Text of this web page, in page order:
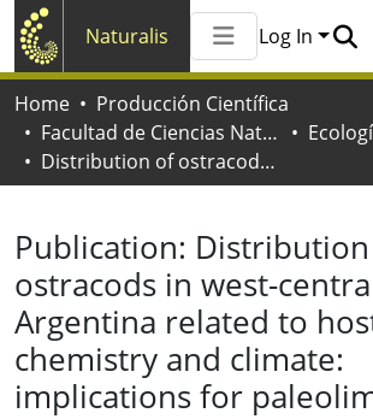
Naturalis
All of
Log In
Home
Producción Científica
Facultad de Ciencias Naturales y Museo
Distribution of ostracods in west-central Argentina related to host-water chemistry and climate: implications for paleolimnology
Publication:
ostracods in west-
Argentina related to
chemistry and climate:
implications for